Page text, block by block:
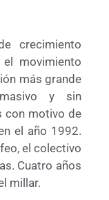
crecimiento
movimiento
más grande
y sin
con motivo de
el año 1992.
el colectivo
Cuatro años
millar.